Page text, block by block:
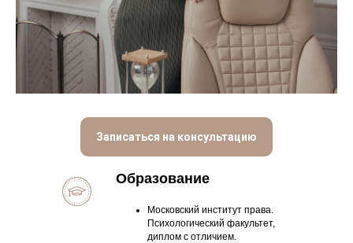
Записаться на консультацию
Московский институт права.
Психологический факультет,
диплом с отличием.
Образование